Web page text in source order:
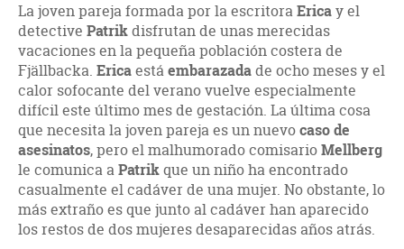
La joven pareja formada por la escritoraEricay el
detective Patrikdisfrutan de unas merecidas
vacaciones en la pequeña población costera de
Fjällbacka. Ericaestáembarazadade ocho meses y el
calor sofocante del verano vuelve especialmente
difícil este último mes de gestación. La última cosa
que necesita la joven pareja es un nuevocaso de
asesinatos, pero el malhumorado comisarioMellberg
le comunica aPatrikque un niño ha encontrado
casualmente el cadáver de una mujer. No obstante, lo
más extraño es que junto al cadáver han aparecido
los restos de dos mujeres desaparecidas años atrás.